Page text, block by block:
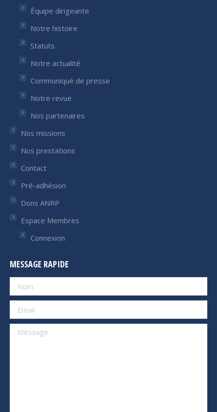
Équipe dirigeante
Notre histoire
Statuts
Notre actualité
Communiqué de presse
Notre revue
Nos partenaires
Nos missions
Nos prestations
Contact
Pré-adhésion
Dons ANRP
Espace Membres
Connexion
MESSAGE RAPIDE